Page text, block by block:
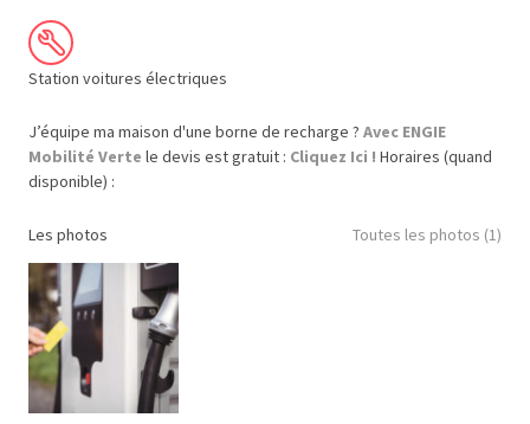
Station voitures électriques
J’équipe ma maison d'une borne de recharge ? Avec ENGIE
Mobilité Verte le devis est gratuit : Cliquez Ici ! Horaires (quand
disponible) :
Les photos Toutes les photos (1)